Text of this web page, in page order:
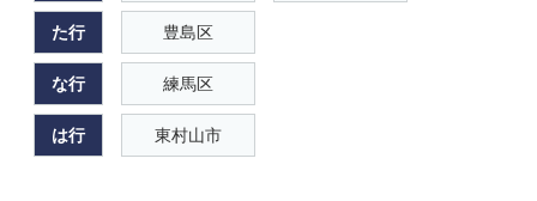
た行 豊島区
な行 練馬区
は行 東村山市